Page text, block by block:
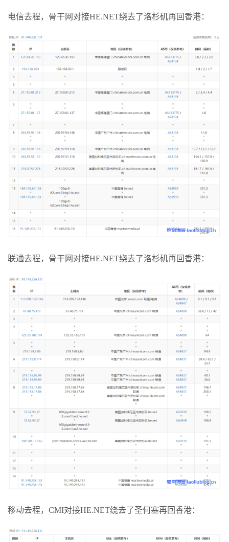
电信去程，骨干网对接HE.NET绕去了洛杉矶再回香港：
联通去程，骨干网对接HE.NET绕去了洛杉矶再回香港：
移动去程，CMI对接HE.NET绕去了圣何塞再回香港：